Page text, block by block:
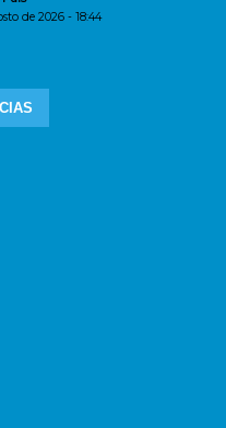
de 2026 - 18:44